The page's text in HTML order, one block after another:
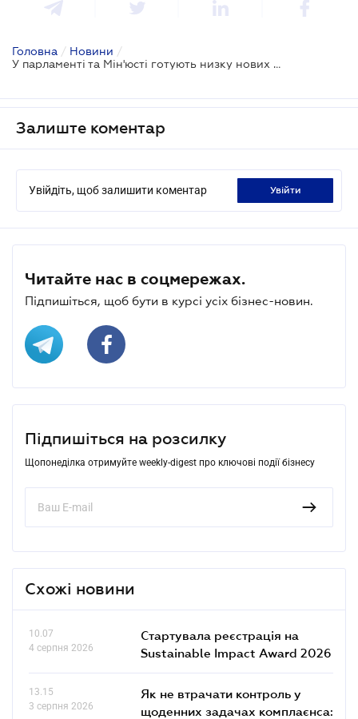
Головна / Новини /
У парламенті та Мін'юсті готують низку нових заходів із боротьби з рейдерством в аграрній сфері
Залиште коментар
Увійдіть, щоб залишити коментар увійти
Читайте нас в соцмережах.
Підпишіться, щоб бути в курсі усіх бізнес-новин.
Підпишіться на розсилку
Щопонеділка отримуйте weekly-digest про ключові події бізнесу
Схожі новини
10.07
4 серпня 2026
Стартувала реєстрація на
Sustainable Impact Award 2026
13.15
3 серпня 2026
Як не втрачати контроль у
щоденних задачах комплаєнса: